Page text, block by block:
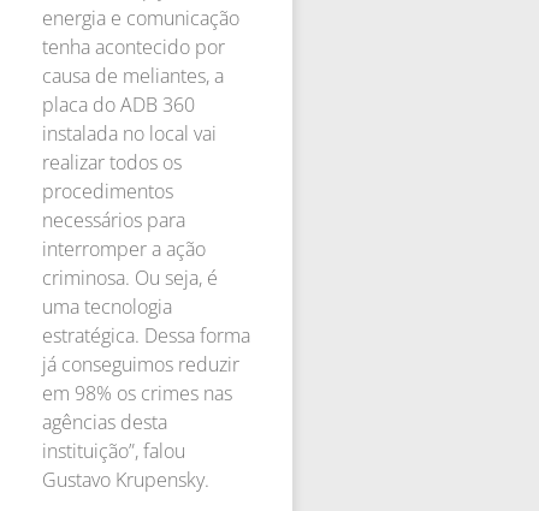
energia e comunicação
tenha acontecido por
causa de meliantes, a
placa do ADB 360
instalada no local vai
realizar todos os
procedimentos
necessários para
interromper a ação
criminosa. Ou seja, é
uma tecnologia
estratégica. Dessa forma
já conseguimos reduzir
em 98% os crimes nas
agências desta
instituição”, falou
Gustavo Krupensky.